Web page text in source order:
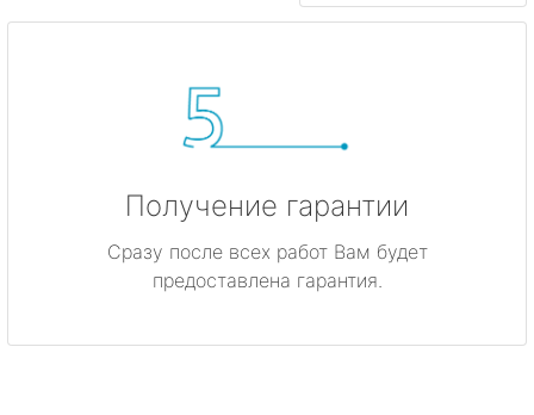
Получение гарантии
Сразу после всех работ Вам будет
предоставлена гарантия.